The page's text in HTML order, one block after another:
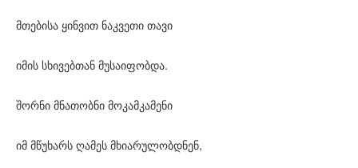
მთებისა ყინვით ნაკვეთი თავი
იმის სხივებთან მუსაიფობდა.
შორნი მნათობნი მოკამკამენი
იმ მწუხარს ღამეს მხიარულობდნენ,